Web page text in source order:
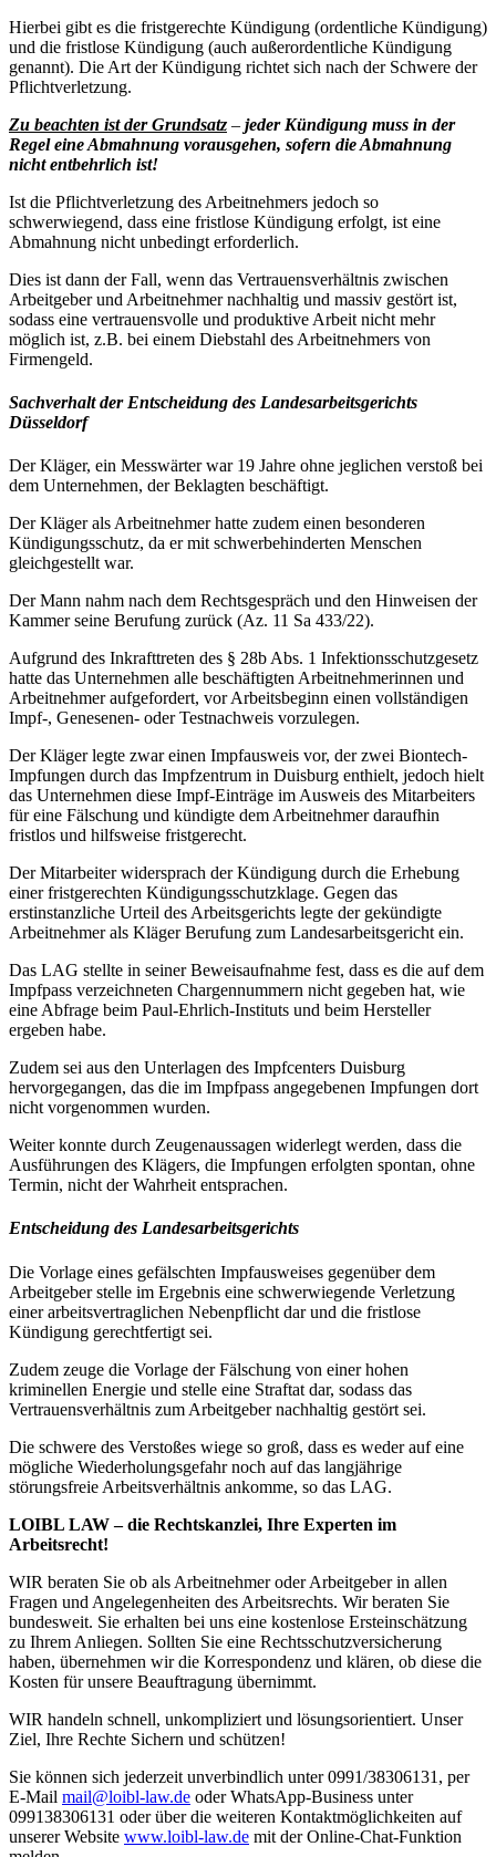
Hierbei gibt es die fristgerechte Kündigung (ordentliche Kündigung)
und die fristlose Kündigung (auch außerordentliche Kündigung
genannt). Die Art der Kündigung richtet sich nach der Schwere der
Pflichtverletzung.
Zu beachten ist der Grundsatz – jeder Kündigung muss in der
Regel eine Abmahnung vorausgehen, sofern die Abmahnung
nicht entbehrlich ist!
Ist die Pflichtverletzung des Arbeitnehmers jedoch so
schwerwiegend, dass eine fristlose Kündigung erfolgt, ist eine
Abmahnung nicht unbedingt erforderlich.
Dies ist dann der Fall, wenn das Vertrauensverhältnis zwischen
Arbeitgeber und Arbeitnehmer nachhaltig und massiv gestört ist,
sodass eine vertrauensvolle und produktive Arbeit nicht mehr
möglich ist, z.B. bei einem Diebstahl des Arbeitnehmers von
Firmengeld.
Sachverhalt der Entscheidung des Landesarbeitsgerichts
Düsseldorf
Der Kläger, ein Messwärter war 19 Jahre ohne jeglichen verstoß bei
dem Unternehmen, der Beklagten beschäftigt.
Der Kläger als Arbeitnehmer hatte zudem einen besonderen
Kündigungsschutz, da er mit schwerbehinderten Menschen
gleichgestellt war.
Der Mann nahm nach dem Rechtsgespräch und den Hinweisen der
Kammer seine Berufung zurück (Az. 11 Sa 433/22).
Aufgrund des Inkrafttreten des § 28b Abs. 1 Infektionsschutzgesetz
hatte das Unternehmen alle beschäftigten Arbeitnehmerinnen und
Arbeitnehmer aufgefordert, vor Arbeitsbeginn einen vollständigen
Impf-, Genesenen- oder Testnachweis vorzulegen.
Der Kläger legte zwar einen Impfausweis vor, der zwei Biontech-
Impfungen durch das Impfzentrum in Duisburg enthielt, jedoch hielt
das Unternehmen diese Impf-Einträge im Ausweis des Mitarbeiters
für eine Fälschung und kündigte dem Arbeitnehmer daraufhin
fristlos und hilfsweise fristgerecht.
Der Mitarbeiter widersprach der Kündigung durch die Erhebung
einer fristgerechten Kündigungsschutzklage. Gegen das
erstinstanzliche Urteil des Arbeitsgerichts legte der gekündigte
Arbeitnehmer als Kläger Berufung zum Landesarbeitsgericht ein.
Das LAG stellte in seiner Beweisaufnahme fest, dass es die auf dem
Impfpass verzeichneten Chargennummern nicht gegeben hat, wie
eine Abfrage beim Paul-Ehrlich-Instituts und beim Hersteller
ergeben habe.
Zudem sei aus den Unterlagen des Impfcenters Duisburg
hervorgegangen, das die im Impfpass angegebenen Impfungen dort
nicht vorgenommen wurden.
Weiter konnte durch Zeugenaussagen widerlegt werden, dass die
Ausführungen des Klägers, die Impfungen erfolgten spontan, ohne
Termin, nicht der Wahrheit entsprachen.
Entscheidung des Landesarbeitsgerichts
Die Vorlage eines gefälschten Impfausweises gegenüber dem
Arbeitgeber stelle im Ergebnis eine schwerwiegende Verletzung
einer arbeitsvertraglichen Nebenpflicht dar und die fristlose
Kündigung gerechtfertigt sei.
Zudem zeuge die Vorlage der Fälschung von einer hohen
kriminellen Energie und stelle eine Straftat dar, sodass das
Vertrauensverhältnis zum Arbeitgeber nachhaltig gestört sei.
Die schwere des Verstoßes wiege so groß, dass es weder auf eine
mögliche Wiederholungsgefahr noch auf das langjährige
störungsfreie Arbeitsverhältnis ankomme, so das LAG.
LOIBL LAW – die Rechtskanzlei, Ihre Experten im
Arbeitsrecht!
WIR beraten Sie ob als Arbeitnehmer oder Arbeitgeber in allen
Fragen und Angelegenheiten des Arbeitsrechts. Wir beraten Sie
bundesweit. Sie erhalten bei uns eine kostenlose Ersteinschätzung
zu Ihrem Anliegen. Sollten Sie eine Rechtsschutzversicherung
haben, übernehmen wir die Korrespondenz und klären, ob diese die
Kosten für unsere Beauftragung übernimmt.
WIR handeln schnell, unkompliziert und lösungsorientiert. Unser
Ziel, Ihre Rechte Sichern und schützen!
Sie können sich jederzeit unverbindlich unter 0991/38306131, per
E-Mail mail@loibl-law.de oder WhatsApp-Business unter
099138306131 oder über die weiteren Kontaktmöglichkeiten auf
unserer Website www.loibl-law.de mit der Online-Chat-Funktion